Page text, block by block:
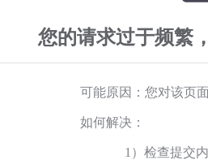
您的请求过于频繁
可能原因：您对该页
如何解决：
1）检查提交